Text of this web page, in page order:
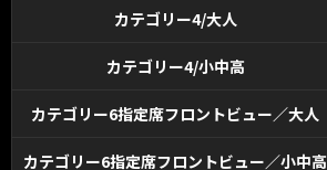
カテゴリー4/大人
カテゴリー4/小中高
カテゴリー6指定席フロントビュー／大人
カテゴリー6指定席フロントビュー／小中高